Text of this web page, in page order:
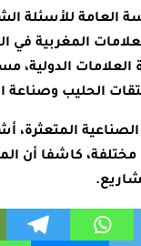
العامة للأسئلة
المغربية في
الدولية،
الحليب وصناعة
المتعثرة،
مختلفة، كاشفا أن